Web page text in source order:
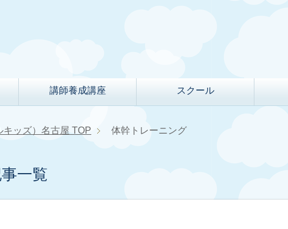
講師養成講座 スクール
キッズ）名古屋 TOP 体幹トレーニング
一覧